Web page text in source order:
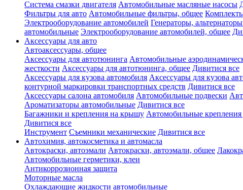
Система смазки двигателя Автомобильные масляные насосы
Фильтры для авто Автомобильные фильтры, общее
Электрооборудование автомобилей Генераторы,
автомобильные Электрооборудование автомобилей, общее
Аксессуары для авто
Автоаксессуары, общее
Аксессуары для автотюнинга Автомобильные
жесткости Аксессуары для автотюнинга, общее Дивитися все
Аксессуары для кузова автомобиля Аксессуары для кузова
контурной маркировки транспортных средств Дивитися все
Аксессуары салона автомобиля Автомобильные подвески
Ароматизаторы автомобильные Дивитися все
Багажники и крепления на крышу Автомобильные
Дивитися все
Инструмент Съемники механические Дивитися все
Автохимия, автокосметика и автомасла
Автокраски, автоэмали Автокраски, автоэмали, общее
Автомобильные герметики, клеи
Антикоррозионная защита
Моторные масла
Охлаждающие жидкости автомобильные